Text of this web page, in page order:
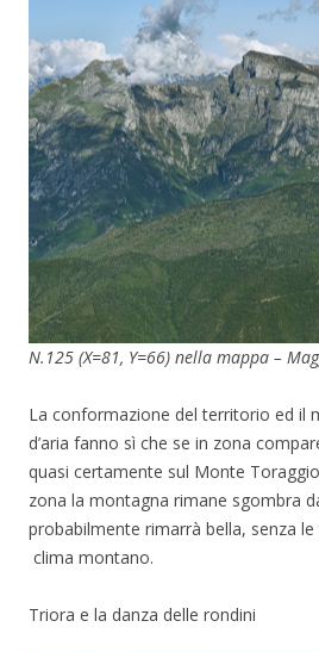
N.125 (X=81, Y=66) nella mappa –
La conformazione del territorio ed il
d’aria fanno sì che se in zona
quasi certamente sul Monte
zona la montagna rimane sgombra
probabilmente rimarrà bella, senza le
clima montano.
Triora e la danza delle rondini